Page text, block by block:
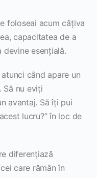
foloseai acum câțiva
capacitatea de a
esențială.
când apare un
Să nu eviți
avantaj. Să îți pui
lucru?” în loc de
diferențiază
care rămân în